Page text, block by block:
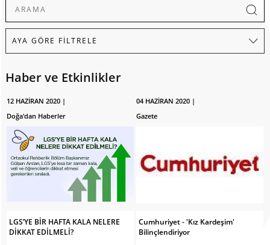
Haber ve Etkinlikler
12 HAZİRAN 2020 |
Doğa'dan Haberler
LGS’YE BİR HAFTA KALA NELERE
DİKKAT EDİLMELİ?
04 HAZİRAN 2020 |
Gazete
Cumhuriyet - 'Kız Kardeşim'
Bilinçlendiriyor